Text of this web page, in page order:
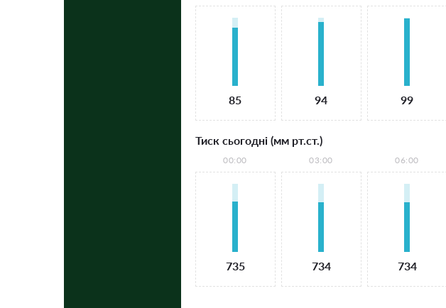
85 94 99
Тиск сьогодні (мм рт.ст.)
00:00
735
03:00
734
06:00
734